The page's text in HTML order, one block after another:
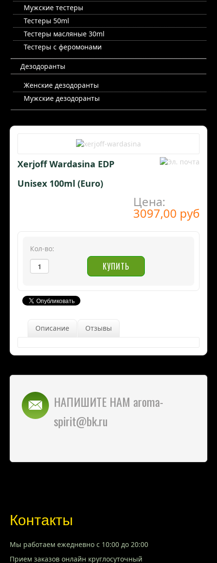
Мужские тестеры
Тестеры 50ml
Тестеры масляные 30ml
Тестеры с феромонами
Дезодоранты
Женские дезодоранты
Мужские дезодоранты
Xerjoff Wardasina EDP
Unisex 100ml (Euro)
Цена:
3097,00 руб
Кол-во:
Описание Отзывы
НАПИШИТЕ НАМ aroma-
spirit@bk.ru
Контакты
Мы работаем ежедневно с 10:00 до 20:00
Прием заказов онлайн круглосуточный